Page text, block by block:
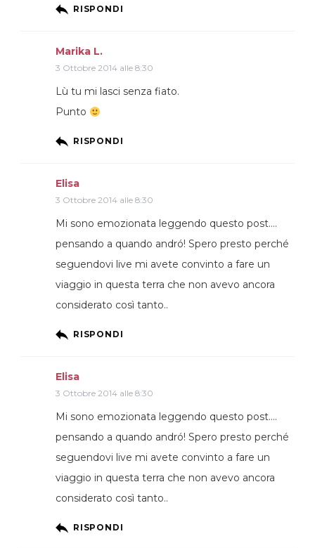
RISPONDI
Marika L.
3 Ottobre 2014 alle 8:30
Lù tu mi lasci senza fiato.
Punto
RISPONDI
Elisa
3 Ottobre 2014 alle 8:30
Mi sono emozionata leggendo questo post….
pensando a quando andró! Spero presto perché
seguendovi live mi avete convinto a fare un
viaggio in questa terra che non avevo ancora
considerato così tanto..
RISPONDI
Elisa
3 Ottobre 2014 alle 8:30
Mi sono emozionata leggendo questo post….
pensando a quando andró! Spero presto perché
seguendovi live mi avete convinto a fare un
viaggio in questa terra che non avevo ancora
considerato così tanto..
RISPONDI